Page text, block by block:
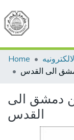
Home
دمشق الى
القدس